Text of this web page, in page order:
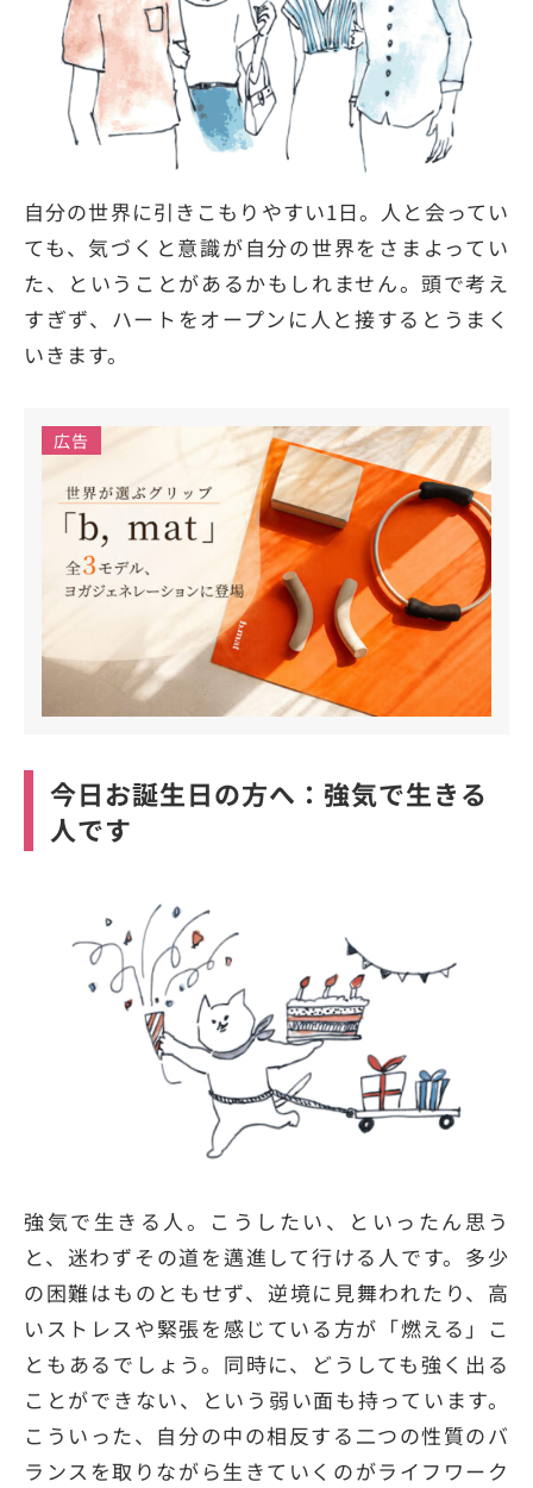
自分の世界に引きこもりやすい1日。人と会ってい
ても、気づくと意識が自分の世界をさまよってい
た、ということがあるかもしれません。頭で考え
すぎず、ハートをオープンに人と接するとうまく
いきます。
広告
今日お誕生日の方へ：強気で生きる
人です
強気で生きる人。こうしたい、といったん思う
と、迷わずその道を邁進して行ける人です。多少
の困難はものともせず、逆境に見舞われたり、高
いストレスや緊張を感じている方が「燃える」こ
ともあるでしょう。同時に、どうしても強く出る
ことができない、という弱い面も持っています。
こういった、自分の中の相反する二つの性質のバ
ランスを取りながら生きていくのがライフワーク